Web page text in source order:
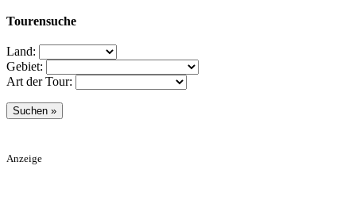
Tourensuche
Land:
Gebiet:
Art der Tour:
Anzeige